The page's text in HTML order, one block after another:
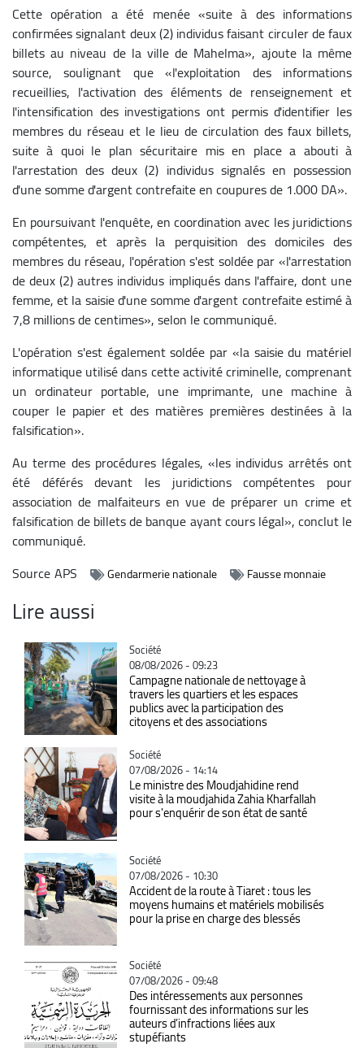
Cette opération a été menée «suite à des informations
confirmées signalant deux (2) individus faisant circuler de faux
billets au niveau de la ville de Mahelma», ajoute la même
source, soulignant que «l'exploitation des informations
recueillies, l'activation des éléments de renseignement et
l'intensification des investigations ont permis d'identifier les
membres du réseau et le lieu de circulation des faux billets,
suite à quoi le plan sécuritaire mis en place a abouti à
l'arrestation des deux (2) individus signalés en possession
d'une somme d'argent contrefaite en coupures de 1.000 DA».
En poursuivant l'enquête, en coordination avec les juridictions
compétentes, et après la perquisition des domiciles des
membres du réseau, l'opération s'est soldée par «l'arrestation
de deux (2) autres individus impliqués dans l'affaire, dont une
femme, et la saisie d'une somme d'argent contrefaite estimé à
7,8 millions de centimes», selon le communiqué.
L'opération s'est également soldée par «la saisie du matériel
informatique utilisé dans cette activité criminelle, comprenant
un ordinateur portable, une imprimante, une machine à
couper le papier et des matières premières destinées à la
falsification».
Au terme des procédures légales, «les individus arrêtés ont
été déférés devant les juridictions compétentes pour
association de malfaiteurs en vue de préparer un crime et
falsification de billets de banque ayant cours légal», conclut le
communiqué.
SourceAPS Gendarmerie nationale Fausse monnaie
Lire aussi
Catégorie
Société
08/08/2026 - 09:23
Campagne nationale de nettoyage à
travers les quartiers et les espaces
publics avec la participation des
citoyens et des associations
Catégorie
Société
07/08/2026 - 14:14
Le ministre des Moudjahidine rend
visite à la moudjahida Zahia Kharfallah
pour s'enquérir de son état de santé
Catégorie
Société
07/08/2026 - 10:30
Accident de la route à Tiaret : tous les
moyens humains et matériels mobilisés
pour la prise en charge des blessés
Catégorie
Société
07/08/2026 - 09:48
Des intéressements aux personnes
fournissant des informations sur les
auteurs d’infractions liées aux
stupéfiants